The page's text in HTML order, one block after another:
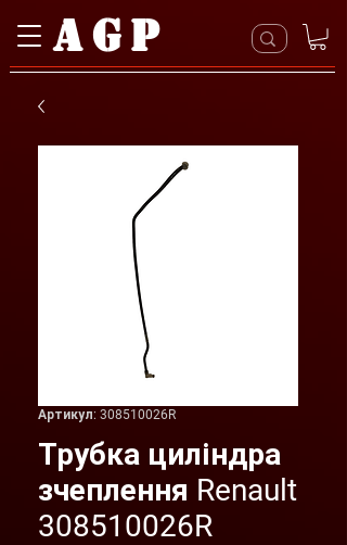
AGP
Артикул: 308510026R
Трубка циліндра
зчеплення Renault
308510026R